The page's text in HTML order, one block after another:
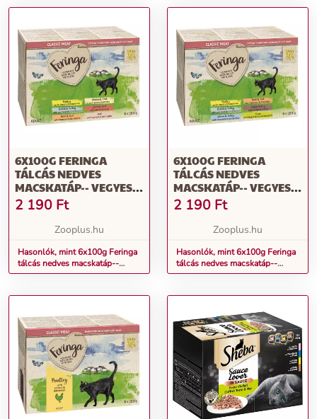
6X100G FERINGA
TÁLCÁS NEDVES
MACSKATÁP-- VEGYES
CSOMAG II. (6
FAJTÁVAL)
2 190 Ft
Zooplus.hu
Hasonlók, mint 6x100g Feringa
tálcás nedves macskatáp--
Vegyes csomag II. (6 fajtával)
6X100G FERINGA
TÁLCÁS NEDVES
MACSKATÁP-- VEGYES
CSOMAG I. (6 FAJTÁVAL)
2 190 Ft
Zooplus.hu
Hasonlók, mint 6x100g Feringa
tálcás nedves macskatáp--
Vegyes csomag I. (6 fajtával)